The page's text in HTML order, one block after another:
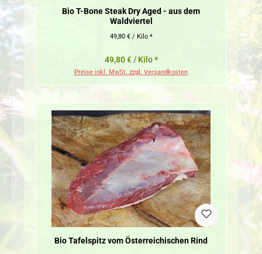
Bio T-Bone Steak Dry Aged - aus dem
Waldviertel
49,80 € / Kilo *
49,80 € / Kilo *
Preise inkl. MwSt. zzgl. Versandkosten
Bio Tafelspitz vom Österreichischen Rind